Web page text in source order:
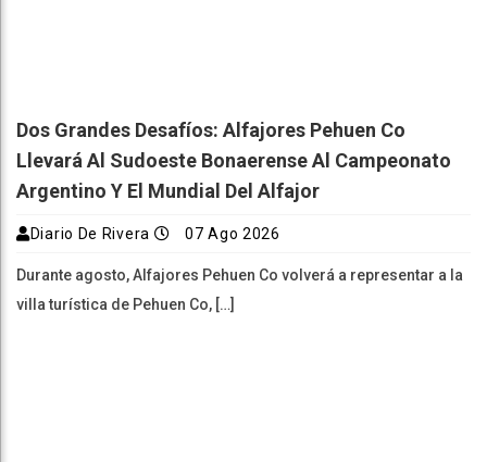
Dos Grandes Desafíos: Alfajores Pehuen Co
Llevará Al Sudoeste Bonaerense Al Campeonato
Argentino Y El Mundial Del Alfajor
Diario De Rivera 07 Ago 2026
Durante agosto, Alfajores Pehuen Co volverá a representar a la
villa turística de Pehuen Co, […]